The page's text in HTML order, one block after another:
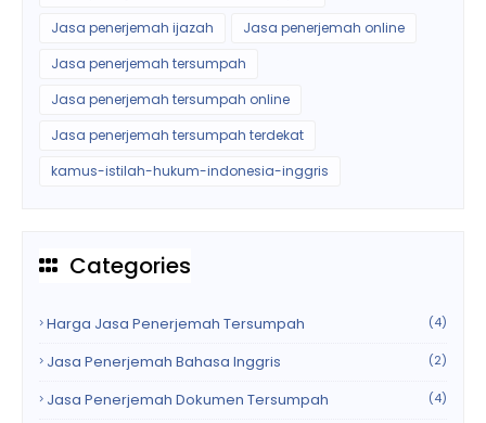
Jasa penerjemah ijazah
Jasa penerjemah online
Jasa penerjemah tersumpah
Jasa penerjemah tersumpah online
Jasa penerjemah tersumpah terdekat
kamus-istilah-hukum-indonesia-inggris
Categories
Harga Jasa Penerjemah Tersumpah (4)
Jasa Penerjemah Bahasa Inggris (2)
Jasa Penerjemah Dokumen Tersumpah (4)